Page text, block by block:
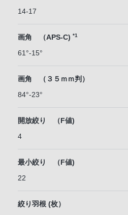
14-17
画角 （APS-C) *1
61°-15°
画角 （３５ｍｍ判）
84°-23°
開放絞り （F値)
4
最小絞り （F値)
22
絞り羽根 (枚）